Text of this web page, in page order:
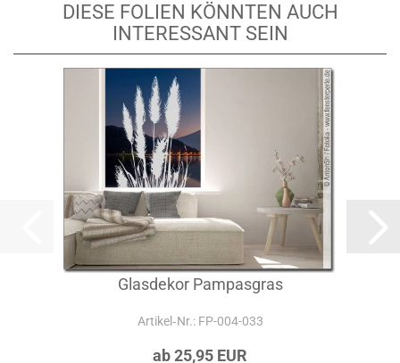
DIESE FOLIEN KÖNNTEN AUCH
INTERESSANT SEIN
Glasdekor Pampasgras
Artikel‑Nr.: FP-004-033
ab 25,95 EUR